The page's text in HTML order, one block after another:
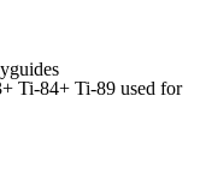
Ti-84+ Ti-89 used for